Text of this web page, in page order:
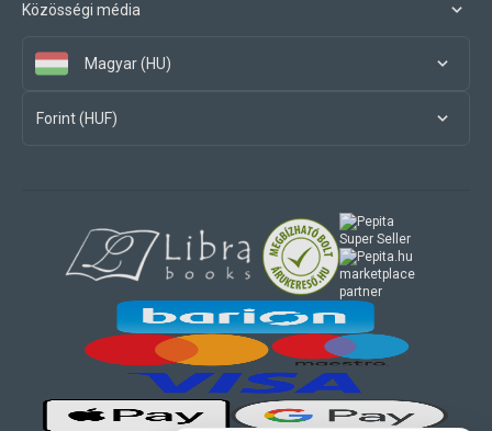
Közösségi média
Magyar (HU)
Forint (HUF)
marketplace
partner